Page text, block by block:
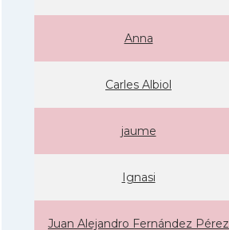
Anna
Carles Albiol
jaume
Ignasi
Juan Alejandro Fernández Pérez